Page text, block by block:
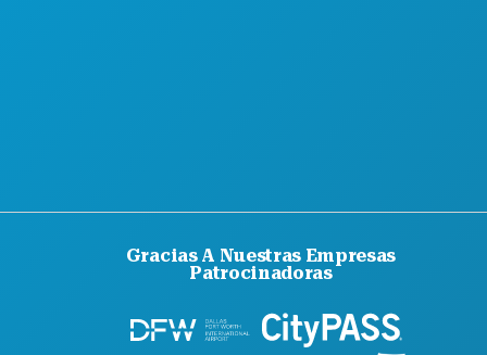
Gracias A Nuestras Empresas
Patrocinadoras